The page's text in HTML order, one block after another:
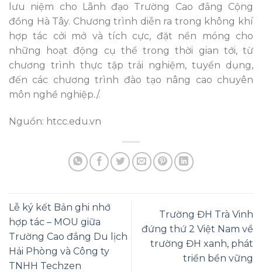
lưu niệm cho Lãnh đạo Trường Cao đẳng Cộng
đồng Hà Tây. Chương trình diễn ra trong không khí
hợp tác cởi mở và tích cực, đặt nền móng cho
những hoạt động cụ thể trong thời gian tới, từ
chương trình thực tập trải nghiệm, tuyển dụng,
đến các chương trình đào tạo nâng cao chuyên
môn nghề nghiệp./.
Nguồn: htcc.edu.vn
Lễ ký kết Bản ghi nhớ
hợp tác – MOU giữa
Trường Cao đẳng Du lịch
Hải Phòng và Công ty
TNHH Techzen
Trường ĐH Trà Vinh
đứng thứ 2 Việt Nam về
trường ĐH xanh, phát
triển bền vững